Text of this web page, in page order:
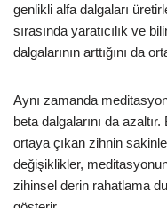
genlikli alfa dalgaları
sırasında yaratıcılık ve
dalgalarının arttığını da
Aynı zamanda
beta dalgalarını da
ortaya çıkan zihnin
değişiklikler,
zihinsel derin rahatlama